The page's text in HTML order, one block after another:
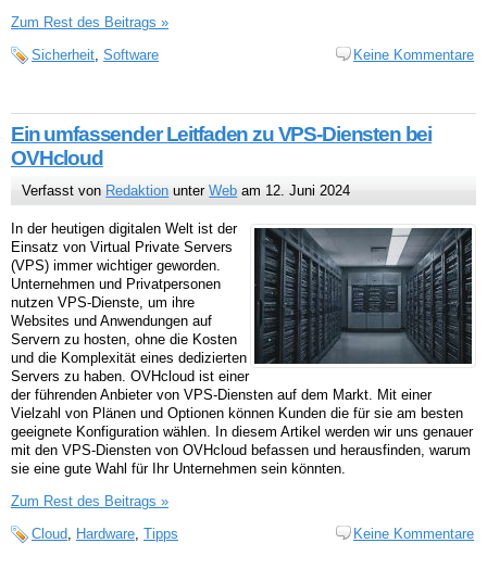
Zum Rest des Beitrags »
Sicherheit Software Keine Kommentare
Ein umfassender Leitfaden zu VPS-Diensten bei
OVHcloud
Verfasst von Redaktion unterWeb am 12. Juni 2024
In der heutigen digitalen Welt ist der
Einsatz von Virtual Private Servers
(VPS) immer wichtiger geworden.
Unternehmen und Privatpersonen
nutzen VPS-Dienste, um ihre
Websites und Anwendungen auf
Servern zu hosten, ohne die Kosten
und die Komplexität eines dedizierten
Servers zu haben. OVHcloud ist einer
der führenden Anbieter von VPS-Diensten auf dem Markt. Mit einer
Vielzahl von Plänen und Optionen können Kunden die für sie am besten
geeignete Konfiguration wählen. In diesem Artikel werden wir uns genauer
mit den VPS-Diensten von OVHcloud befassen und herausfinden, warum
sie eine gute Wahl für Ihr Unternehmen sein könnten.
Zum Rest des Beitrags »
Cloud Hardware Tipps Keine Kommentare